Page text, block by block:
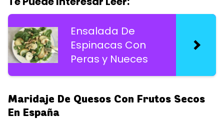
Ensalada De
Espinacas Con
Peras y Nueces
Maridaje De Quesos Con Frutos Secos
En España